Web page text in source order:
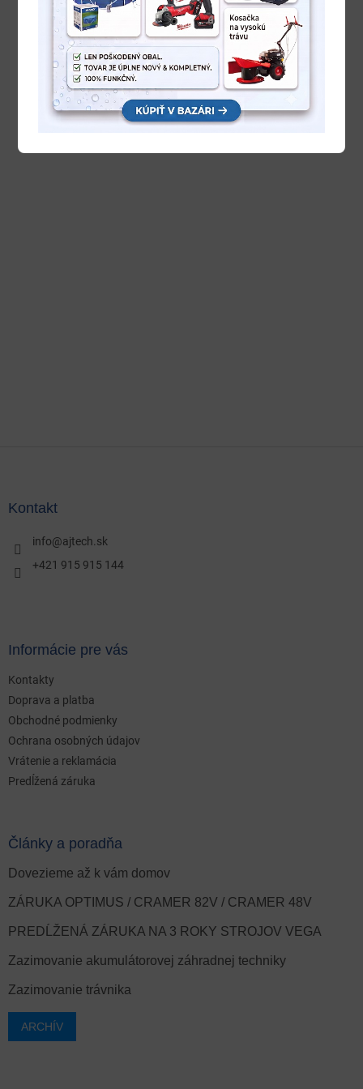
Kontakt
info@ajtech.sk
+421 915 915 144
Informácie pre vás
Kontakty
Doprava a platba
Obchodné podmienky
Ochrana osobných údajov
Vrátenie a reklamácia
Predĺžená záruka
Články a poradňa
Dovezieme až k vám domov
ZÁRUKA OPTIMUS / CRAMER 82V / CRAMER 48V
PREDĹŽENÁ ZÁRUKA NA 3 ROKY STROJOV VEGA
Zazimovanie akumulátorovej záhradnej techniky
Zazimovanie trávnika
ARCHÍV